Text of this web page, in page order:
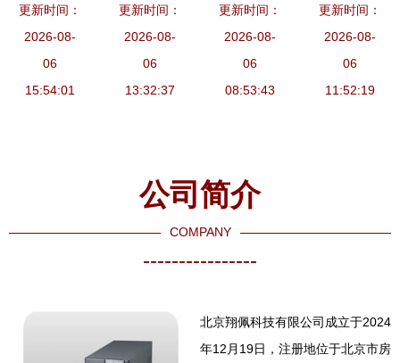
源 批发、
供应与厂家
全方位指南
更新时间：
2026-08-
06
15:54:01
理的UPS电
源 甘肃不
间断电源选
购指南与厂
更新时间：
2026-08-
06
13:32:37
6kVA不间
断电源 企
业级可靠供
电解决方案
更新时间：
2026-08-
06
08:53:43
链接全球
这家工厂如
何以10余款
户外电源产
更新时间：
2026-08-
06
11:52:19
公司简介
COMPANY
----------------
北京翔佩科技有限公司成立于2024
年12月19日，注册地位于北京市房